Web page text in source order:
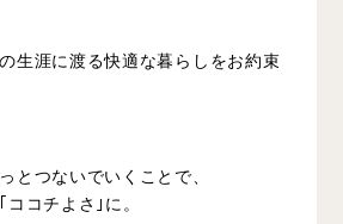
生涯に渡る快適な暮らしをお約束
とつないでいくことで、
コチよさ｣に。